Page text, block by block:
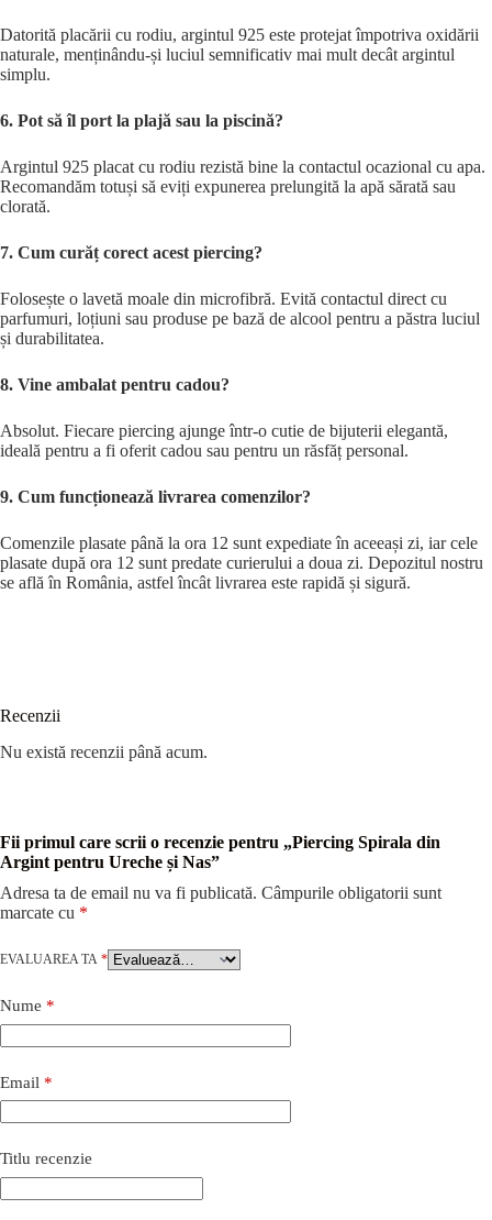
Datorită placării cu rodiu, argintul 925 este protejat împotriva oxidării
naturale, menținându-și luciul semnificativ mai mult decât argintul
simplu.
6. Pot să îl port la plajă sau la piscină?
Argintul 925 placat cu rodiu rezistă bine la contactul ocazional cu apa.
Recomandăm totuși să eviți expunerea prelungită la apă sărată sau
clorată.
7. Cum curăț corect acest piercing?
Folosește o lavetă moale din microfibră. Evită contactul direct cu
parfumuri, loțiuni sau produse pe bază de alcool pentru a păstra luciul
și durabilitatea.
8. Vine ambalat pentru cadou?
Absolut. Fiecare piercing ajunge într-o cutie de bijuterii elegantă,
ideală pentru a fi oferit cadou sau pentru un răsfăț personal.
9. Cum funcționează livrarea comenzilor?
Comenzile plasate până la ora 12 sunt expediate în aceeași zi, iar cele
plasate după ora 12 sunt predate curierului a doua zi. Depozitul nostru
se află în România, astfel încât livrarea este rapidă și sigură.
Recenzii
Nu există recenzii până acum.
Fii primul care scrii o recenzie pentru „Piercing Spirala din
Argint pentru Ureche și Nas”
Adresa ta de email nu va fi publicată. Câmpurile obligatorii sunt
marcate cu *
EVALUAREA TA *
Nume *
Email *
Titlu recenzie